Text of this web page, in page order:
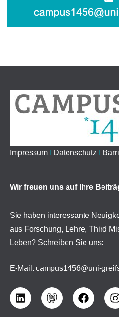
Impressum Datenschutz
Wir freuen uns auf Ihre
Sie haben interessante
aus Forschung, Lehre, Third
Leben? Schreiben Sie uns:
E-Mail: campus1456@uni-